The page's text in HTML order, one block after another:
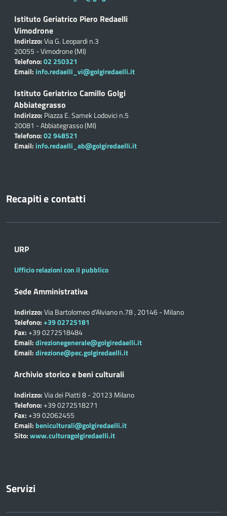
Istituto Geriatrico Piero Redaelli
Vimodrone
Indirizzo:Via G. Leopardi n.3
20055 - Vimodrone (MI)
Telefono:02 250321
Email: info.redaelli_vi@golgiredaelli.it
Istituto Geriatrico Camillo Golgi
Abbiategrasso
Indirizzo: Piazza E. Samek Lodovici n.5
20081 - Abbiategrasso (MI)
Telefono:02 948521
Email: info.redaelli_ab@golgiredaelli.it
Recapiti e contatti
URP
Ufficio relazioni con il pubblico
Sede Amministrativa
Indirizzo:Via Bartolomeo d'Alviano n.78 , 20146 - Milano
Telefono:+39 02725181
Fax:+39 0272518484
Email:direzionegenerale@golgiredaelli.it
Email:direzione@pec.golgiredaelli.it
Archivio storico e beni culturali
Indirizzo:Via dei Piatti 8 - 20123 Milano
Telefono:+39 0272518271
Fax:+39 02062455
Email: beniculturali@golgiredaelli.it
Sito:www.culturagolgiredaelli.it
Servizi